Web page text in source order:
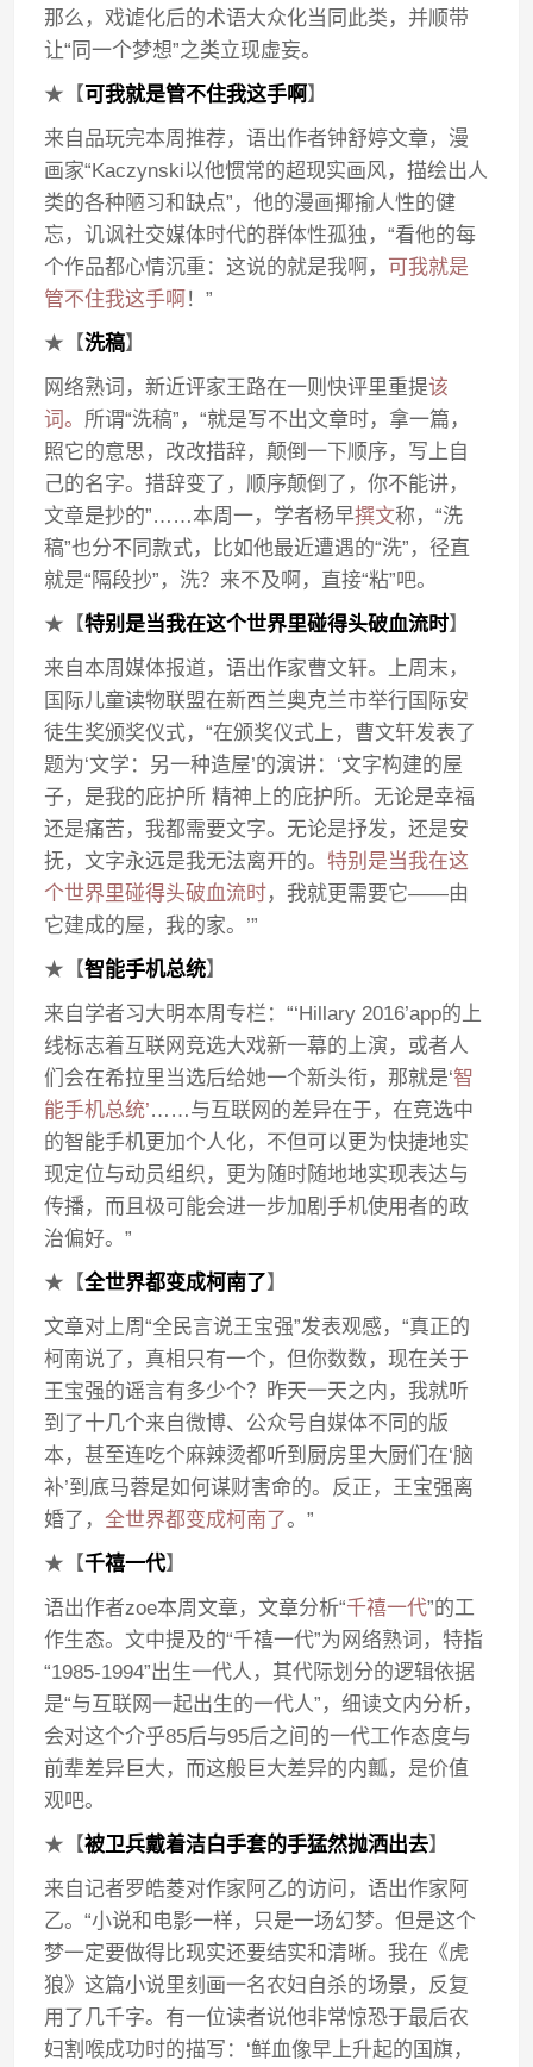
那么，戏谑化后的术语大众化当同此类，并顺带
让“同一个梦想”之类立现虚妄。
★【可我就是管不住我这手啊】
来自品玩完本周推荐，语出作者钟舒婷文章，漫
画家“Kaczynski以他惯常的超现实画风，描绘出人
类的各种陋习和缺点”，他的漫画揶揄人性的健
忘，讥讽社交媒体时代的群体性孤独，“看他的每
个作品都心情沉重：这说的就是我啊， 可我就是
管不住我这手啊 ！”
★【洗稿】
网络熟词，新近评家王路在一则快评里重提该
词。 所谓“洗稿”，“就是写不出文章时，拿一篇，
照它的意思，改改措辞，颠倒一下顺序，写上自
己的名字。措辞变了，顺序颠倒了，你不能讲，
文章是抄的”……本周一，学者杨早撰文称，“洗
稿”也分不同款式，比如他最近遭遇的“洗”，径直
就是“隔段抄”，洗？来不及啊，直接“粘”吧。
★【特别是当我在这个世界里碰得头破血流时】
来自本周媒体报道，语出作家曹文轩。上周末，
国际儿童读物联盟在新西兰奥克兰市举行国际安
徒生奖颁奖仪式，“在颁奖仪式上，曹文轩发表了
题为‘文学：另一种造屋’的演讲：‘文字构建的屋
子，是我的庇护所 精神上的庇护所。无论是幸福
还是痛苦，我都需要文字。无论是抒发，还是安
抚，文字永远是我无法离开的。特别是当我在这
个世界里碰得头破血流时，我就更需要它——由
它建成的屋，我的家。’”
★【智能手机总统】
来自学者习大明本周专栏：“‘Hillary 2016’app的上
线标志着互联网竞选大戏新一幕的上演，或者人
们会在希拉里当选后给她一个新头衔，那就是‘智
能手机总统’……与互联网的差异在于，在竞选中
的智能手机更加个人化，不但可以更为快捷地实
现定位与动员组织，更为随时随地地实现表达与
传播，而且极可能会进一步加剧手机使用者的政
治偏好。”
★【全世界都变成柯南了】
文章对上周“全民言说王宝强”发表观感，“真正的
柯南说了，真相只有一个，但你数数，现在关于
王宝强的谣言有多少个？昨天一天之内，我就听
到了十几个来自微博、公众号自媒体不同的版
本，甚至连吃个麻辣烫都听到厨房里大厨们在‘脑
补’到底马蓉是如何谋财害命的。反正，王宝强离
婚了，全世界都变成柯南了。”
★【千禧一代】
语出作者zoe本周文章，文章分析“千禧一代”的工
作生态。文中提及的“千禧一代”为网络熟词，特指
“1985-1994”出生一代人，其代际划分的逻辑依据
是“与互联网一起出生的一代人”，细读文内分析，
会对这个介乎85后与95后之间的一代工作态度与
前辈差异巨大，而这般巨大差异的内瓤，是价值
观吧。
★【被卫兵戴着洁白手套的手猛然抛洒出去】
来自记者罗皓菱对作家阿乙的访问，语出作家阿
乙。“小说和电影一样，只是一场幻梦。但是这个
梦一定要做得比现实还要结实和清晰。我在《虎
狼》这篇小说里刻画一名农妇自杀的场景，反复
用了几千字。有一位读者说他非常惊恐于最后农
妇割喉成功时的描写：‘鲜血像早上升起的国旗，